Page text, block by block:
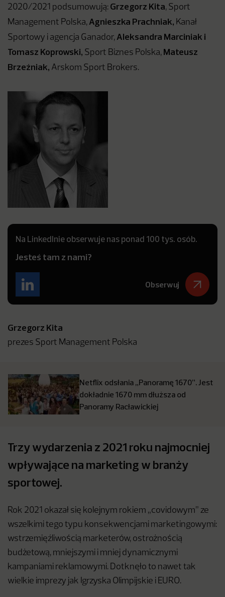
2020/2021 podsumowują: Grzegorz Kita, Sport
Management Polska, Agnieszka Prachniak, Kanał
Sportowy i agencja Ganador, Aleksandra Marciniak i
Tomasz Koprowski, Sport Biznes Polska, Mateusz
Brzeźniak, Arskom Sport Brokers.
Na LinkedInie obserwuje nas ponad 100 tys. osób.
Jesteś tam z nami?
Obserwuj
Grzegorz Kita
prezes Sport Management Polska
Netflix odsłania „Panoramę 1670”. Jest
dokładnie 1670 mm dłuższa od
Panoramy Racławickiej
Trzy wydarzenia z 2021 roku najmocniej
wpływające na marketing w branży
sportowej.
Rok 2021 okazał się kolejnym rokiem „covidowym” ze
wszelkimi tego typu konsekwencjami marketingowymi:
wstrzemięźliwością marketerów, ostrożnością
budżetową, mniejszymi i mniej dynamicznymi
kampaniami reklamowymi. Dotknęło to nawet tak
wielkie imprezy jak Igrzyska Olimpijskie i EURO.